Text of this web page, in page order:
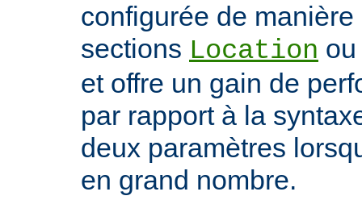
configurée de
sections Location
et offre un gain de
par rapport à la
deux paramètres
en grand nombre.